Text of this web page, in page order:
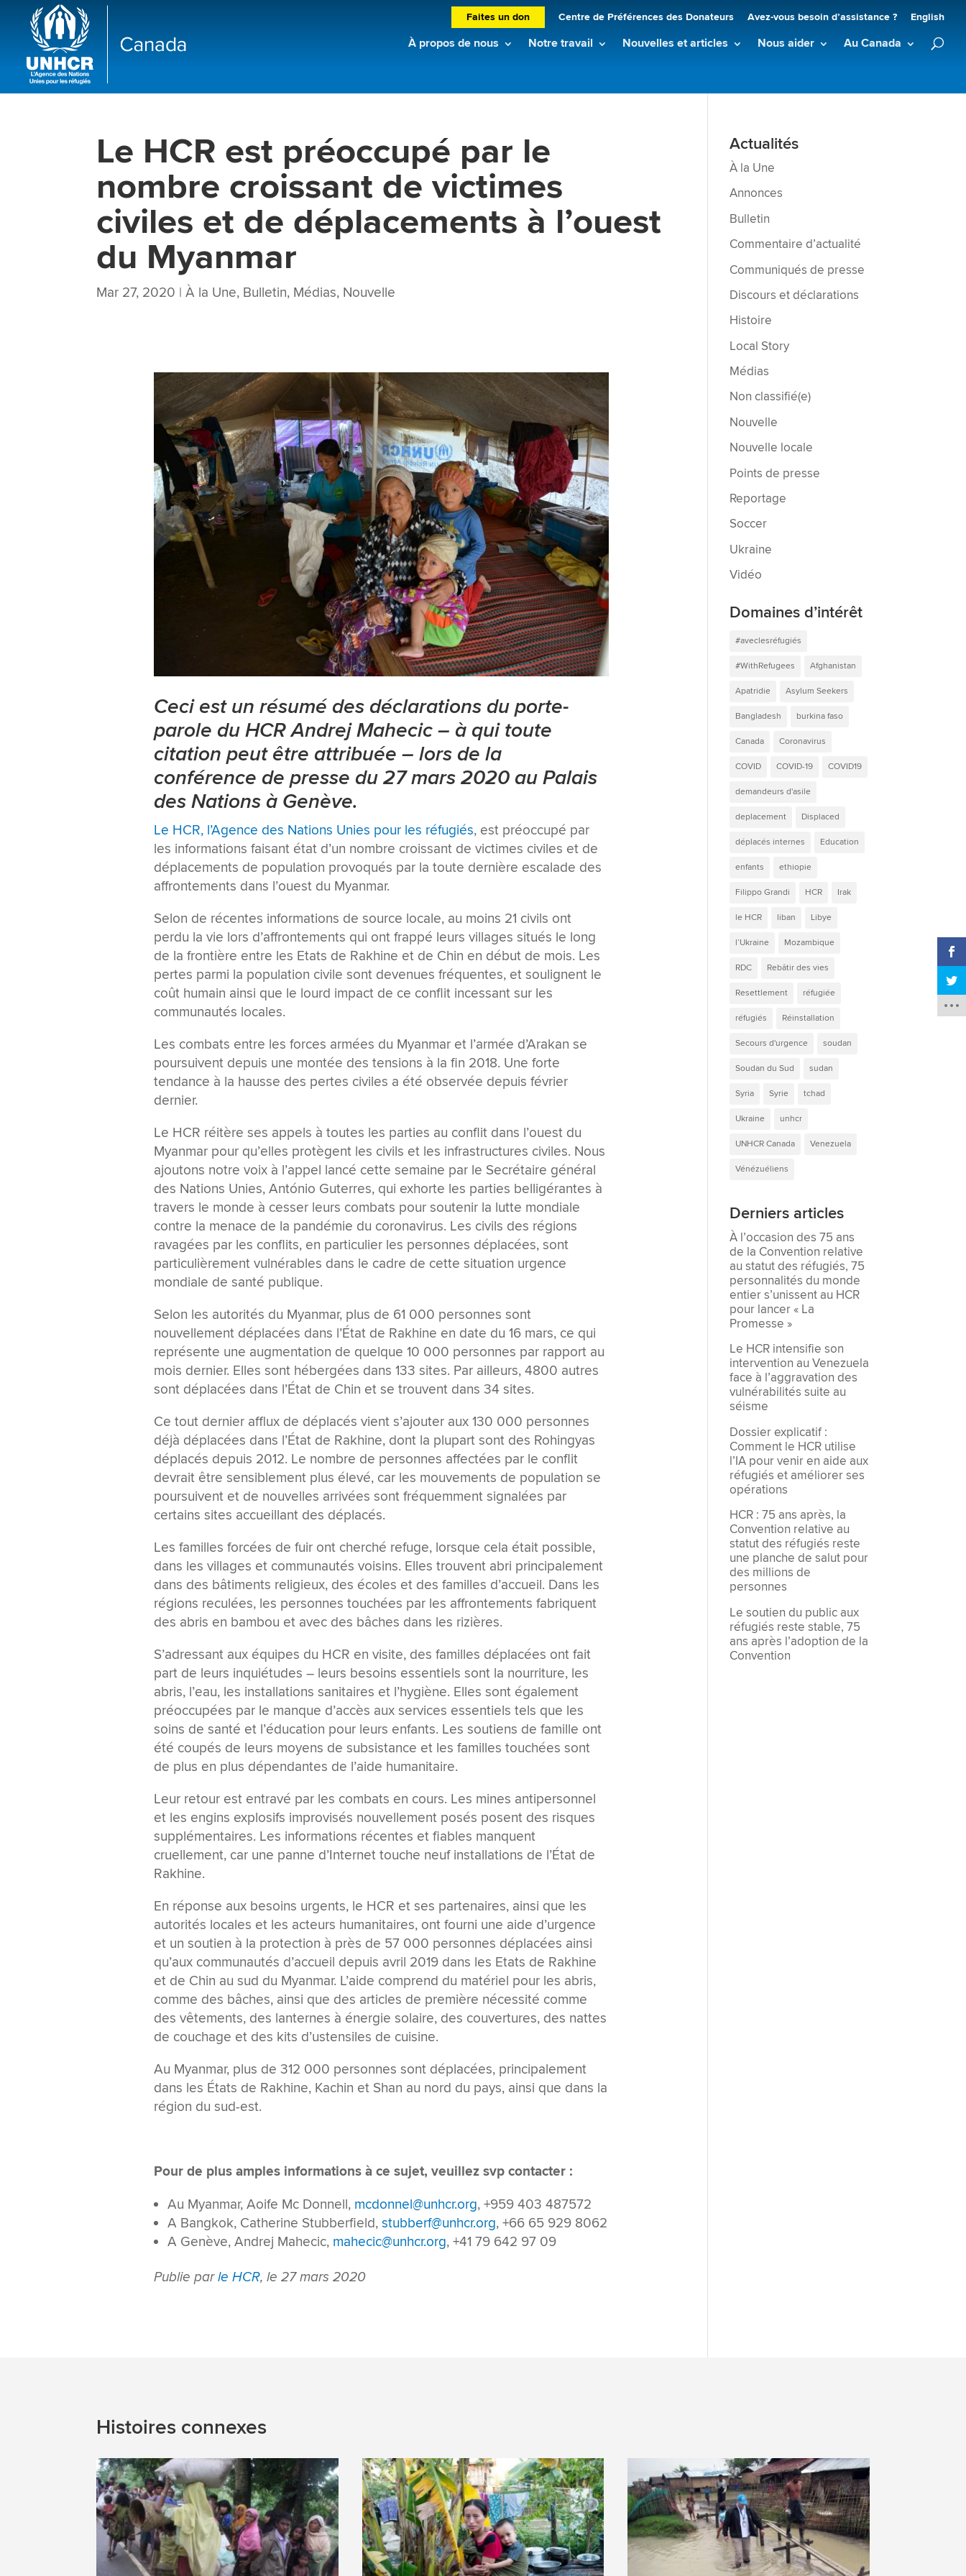
Faites un don Centre de Préférences des Donateurs Avez-vous besoin d’assistance ? English
À propos de nous Notre travail Nouvelles et articles Nous aider Au Canada
Le HCR est préoccupé par le
nombre croissant de victimes
civiles et de déplacements à l’ouest
du Myanmar
Mar 27, 2020 |À la Une, Bulletin, Médias, Nouvelle
Ceci est un résumé des déclarations du porte-
parole du HCR Andrej Mahecic – à qui toute
citation peut être attribuée – lors de la
conférence de presse du 27 mars 2020 au Palais
des Nations à Genève.
Le HCR, l’Agence des Nations Unies pour les réfugiés, est préoccupé par
les informations faisant état d’un nombre croissant de victimes civiles et de
déplacements de population provoqués par la toute dernière escalade des
affrontements dans l’ouest du Myanmar.
Selon de récentes informations de source locale, au moins 21 civils ont
perdu la vie lors d’affrontements qui ont frappé leurs villages situés le long
de la frontière entre les Etats de Rakhine et de Chin en début de mois. Les
pertes parmi la population civile sont devenues fréquentes, et soulignent le
coût humain ainsi que le lourd impact de ce conflit incessant sur les
communautés locales.
Les combats entre les forces armées du Myanmar et l’armée d’Arakan se
poursuivent depuis une montée des tensions à la fin 2018. Une forte
tendance à la hausse des pertes civiles a été observée depuis février
dernier.
Le HCR réitère ses appels à toutes les parties au conflit dans l’ouest du
Myanmar pour qu’elles protègent les civils et les infrastructures civiles. Nous
ajoutons notre voix à l’appel lancé cette semaine par le Secrétaire général
des Nations Unies, António Guterres, qui exhorte les parties belligérantes à
travers le monde à cesser leurs combats pour soutenir la lutte mondiale
contre la menace de la pandémie du coronavirus. Les civils des régions
ravagées par les conflits, en particulier les personnes déplacées, sont
particulièrement vulnérables dans le cadre de cette situation urgence
mondiale de santé publique.
Selon les autorités du Myanmar, plus de 61 000 personnes sont
nouvellement déplacées dans l’État de Rakhine en date du 16 mars, ce qui
représente une augmentation de quelque 10 000 personnes par rapport au
mois dernier. Elles sont hébergées dans 133 sites. Par ailleurs, 4800 autres
sont déplacées dans l’État de Chin et se trouvent dans 34 sites.
Ce tout dernier afflux de déplacés vient s’ajouter aux 130 000 personnes
déjà déplacées dans l’État de Rakhine, dont la plupart sont des Rohingyas
déplacés depuis 2012. Le nombre de personnes affectées par le conflit
devrait être sensiblement plus élevé, car les mouvements de population se
poursuivent et de nouvelles arrivées sont fréquemment signalées par
certains sites accueillant des déplacés.
Les familles forcées de fuir ont cherché refuge, lorsque cela était possible,
dans les villages et communautés voisins. Elles trouvent abri principalement
dans des bâtiments religieux, des écoles et des familles d’accueil. Dans les
régions reculées, les personnes touchées par les affrontements fabriquent
des abris en bambou et avec des bâches dans les rizières.
S’adressant aux équipes du HCR en visite, des familles déplacées ont fait
part de leurs inquiétudes – leurs besoins essentiels sont la nourriture, les
abris, l’eau, les installations sanitaires et l’hygiène. Elles sont également
préoccupées par le manque d’accès aux services essentiels tels que les
soins de santé et l’éducation pour leurs enfants. Les soutiens de famille ont
été coupés de leurs moyens de subsistance et les familles touchées sont
de plus en plus dépendantes de l’aide humanitaire.
Leur retour est entravé par les combats en cours. Les mines antipersonnel
et les engins explosifs improvisés nouvellement posés posent des risques
supplémentaires. Les informations récentes et fiables manquent
cruellement, car une panne d’Internet touche neuf installations de l’État de
Rakhine.
En réponse aux besoins urgents, le HCR et ses partenaires, ainsi que les
autorités locales et les acteurs humanitaires, ont fourni une aide d’urgence
et un soutien à la protection à près de 57 000 personnes déplacées ainsi
qu’aux communautés d’accueil depuis avril 2019 dans les Etats de Rakhine
et de Chin au sud du Myanmar. L’aide comprend du matériel pour les abris,
comme des bâches, ainsi que des articles de première nécessité comme
des vêtements, des lanternes à énergie solaire, des couvertures, des nattes
de couchage et des kits d’ustensiles de cuisine.
Au Myanmar, plus de 312 000 personnes sont déplacées, principalement
dans les États de Rakhine, Kachin et Shan au nord du pays, ainsi que dans la
région du sud-est.
Pour de plus amples informations à ce sujet, veuillez svp contacter :
Au Myanmar, Aoife Mc Donnell, mcdonnel@unhcr.org, +959 403 487572
A Bangkok, Catherine Stubberfield, stubberf@unhcr.org, +66 65 929 8062
A Genève, Andrej Mahecic, mahecic@unhcr.org, +41 79 642 97 09
Publie parle HCR, le 27 mars 2020
Actualités
À la Une
Annonces
Bulletin
Commentaire d’actualité
Communiqués de presse
Discours et déclarations
Histoire
Local Story
Médias
Non classifié(e)
Nouvelle
Nouvelle locale
Points de presse
Reportage
Soccer
Ukraine
Vidéo
Domaines d’intérêt
#aveclesréfugiés
#WithRefugees Afghanistan
Apatridie Asylum Seekers
Bangladesh burkina faso
Canada Coronavirus
COVID COVID-19 COVID19
demandeurs d'asile
deplacement Displaced
déplacés internes Education
enfants ethiopie
Filippo Grandi HCR Irak
le HCR liban Libye
l’Ukraine Mozambique
RDC Rebâtir des vies
Resettlement réfugiée
réfugiés Réinstallation
Secours d'urgence soudan
Soudan du Sud sudan
Syria Syrie tchad
Ukraine unhcr
UNHCR Canada Venezuela
Vénézuéliens
Derniers articles
À l’occasion des 75 ans
de la Convention relative
au statut des réfugiés, 75
personnalités du monde
entier s’unissent au HCR
pour lancer « La
Promesse »
Le HCR intensifie son
intervention au Venezuela
face à l’aggravation des
vulnérabilités suite au
séisme
Dossier explicatif :
Comment le HCR utilise
l’IA pour venir en aide aux
réfugiés et améliorer ses
opérations
HCR : 75 ans après, la
Convention relative au
statut des réfugiés reste
une planche de salut pour
des millions de
personnes
Le soutien du public aux
réfugiés reste stable, 75
ans après l’adoption de la
Convention
Histoires connexes